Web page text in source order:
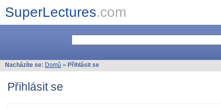
SuperLectures.com
Nacházíte se: Domů » Přihlásit se
Přihlásit se